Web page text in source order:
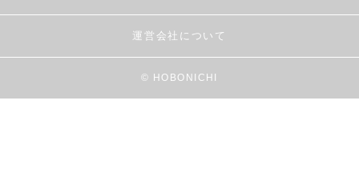
運営会社について
© HOBONICHI